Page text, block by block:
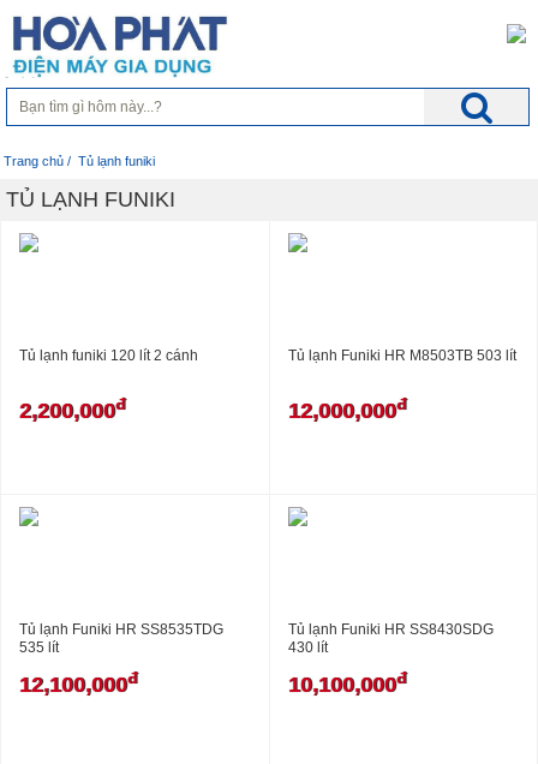
Trang chủ / Tủ lạnh funiki
TỦ LẠNH FUNIKI
Tủ lạnh funiki 120 lít 2 cánh
2,200,000đ
Tủ lạnh Funiki HR M8503TB 503 lít
12,000,000đ
Tủ lạnh Funiki HR SS8535TDG
535 lít
12,100,000đ
Tủ lạnh Funiki HR SS8430SDG
430 lít
10,100,000đ